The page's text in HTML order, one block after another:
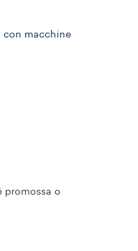
con macchine
promossa o